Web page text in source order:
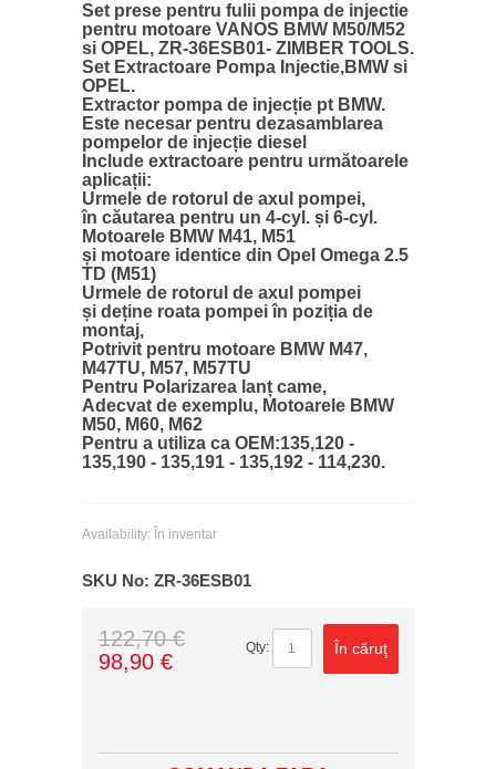
Set prese pentru fulii pompa de injectie
pentru motoare VANOS BMW M50/M52
si OPEL, ZR-36ESB01- ZIMBER TOOLS.
Set Extractoare Pompa Injectie,BMW si
OPEL.
Extractor pompa de injecție pt BMW.
Este necesar pentru dezasamblarea
pompelor de injecție diesel
Include extractoare pentru următoarele
aplicații:
Urmele de rotorul de axul pompei,
în căutarea pentru un 4-cyl. și 6-cyl.
Motoarele BMW M41, M51
și motoare identice din Opel Omega 2.5
TD (M51)
Urmele de rotorul de axul pompei
și deține roata pompei în poziția de
montaj,
Potrivit pentru motoare BMW M47,
M47TU, M57, M57TU
Pentru Polarizarea lanț came,
Adecvat de exemplu, Motoarele BMW
M50, M60, M62
Pentru a utiliza ca OEM:135,120 -
135,190 - 135,191 - 135,192 - 114,230.
Availability: În inventar
SKU No: ZR-36ESB01
122,70 €
98,90 €
Qty: În căruţ